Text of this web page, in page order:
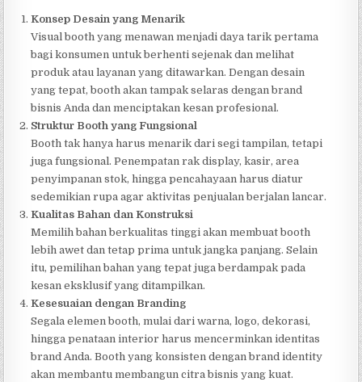
Konsep Desain yang Menarik
Visual booth yang menawan menjadi daya tarik pertama
bagi konsumen untuk berhenti sejenak dan melihat
produk atau layanan yang ditawarkan. Dengan desain
yang tepat, booth akan tampak selaras dengan brand
bisnis Anda dan menciptakan kesan profesional.
Struktur Booth yang Fungsional
Booth tak hanya harus menarik dari segi tampilan, tetapi
juga fungsional. Penempatan rak display, kasir, area
penyimpanan stok, hingga pencahayaan harus diatur
sedemikian rupa agar aktivitas penjualan berjalan lancar.
Kualitas Bahan dan Konstruksi
Memilih bahan berkualitas tinggi akan membuat booth
lebih awet dan tetap prima untuk jangka panjang. Selain
itu, pemilihan bahan yang tepat juga berdampak pada
kesan eksklusif yang ditampilkan.
Kesesuaian dengan Branding
Segala elemen booth, mulai dari warna, logo, dekorasi,
hingga penataan interior harus mencerminkan identitas
brand Anda. Booth yang konsisten dengan brand identity
akan membantu membangun citra bisnis yang kuat.